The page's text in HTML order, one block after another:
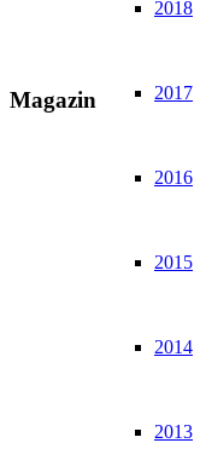
2018
2017
2016
2015
2014
2013
Magazin